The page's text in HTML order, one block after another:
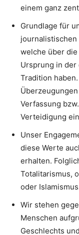
einem ganz
Grundlage für
journalistischen
welche über
Ursprung in
Tradition
Verfassung
Verteidigung
Unser
diese Werte
erhalten.
Totalitarismus,
oder
Wir stehen
Menschen
Geschlechts